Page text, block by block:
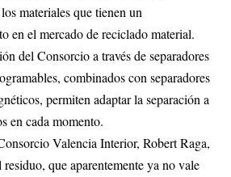
materiales que tienen un
en el mercado de reciclado material.
del Consorcio a través de separadores
combinados con separadores
permiten adaptar la separación a
en cada momento.
Valencia Interior, Robert Raga,
que aparentemente ya no vale